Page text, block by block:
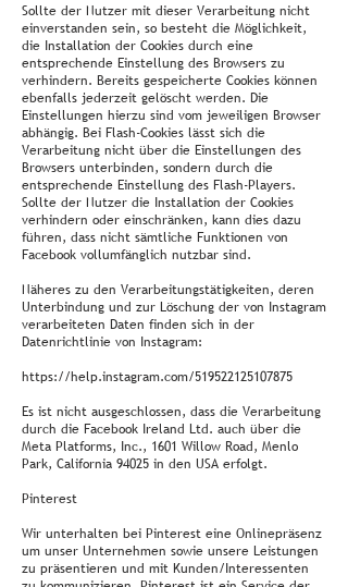
Sollte der Nutzer mit dieser Verarbeitung nicht
einverstanden sein, so besteht die Möglichkeit,
die Installation der Cookies durch eine
entsprechende Einstellung des Browsers zu
verhindern. Bereits gespeicherte Cookies können
ebenfalls jederzeit gelöscht werden. Die
Einstellungen hierzu sind vom jeweiligen Browser
abhängig. Bei Flash-Cookies lässt sich die
Verarbeitung nicht über die Einstellungen des
Browsers unterbinden, sondern durch die
entsprechende Einstellung des Flash-Players.
Sollte der Nutzer die Installation der Cookies
verhindern oder einschränken, kann dies dazu
führen, dass nicht sämtliche Funktionen von
Facebook vollumfänglich nutzbar sind.
Näheres zu den Verarbeitungstätigkeiten, deren
Unterbindung und zur Löschung der von Instagram
verarbeiteten Daten finden sich in der
Datenrichtlinie von Instagram:
https://help.instagram.com/519522125107875
Es ist nicht ausgeschlossen, dass die Verarbeitung
durch die Facebook Ireland Ltd. auch über die
Meta Platforms, Inc., 1601 Willow Road, Menlo
Park, California 94025 in den USA erfolgt.
Pinterest
Wir unterhalten bei Pinterest eine Onlinepräsenz
um unser Unternehmen sowie unsere Leistungen
zu präsentieren und mit Kunden/Interessenten